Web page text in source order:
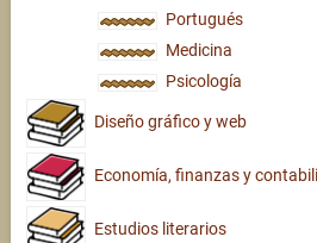
Portugués
Medicina
Psicología
Diseño gráfico y web
Economía, finanzas y
Estudios literarios